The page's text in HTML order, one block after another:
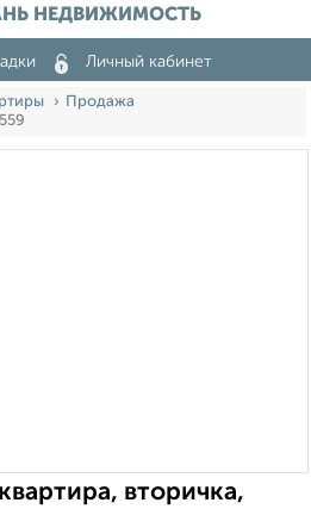
НЕДВИЖИМОСТЬ
Личный кабинет
Продажа
вторичка,